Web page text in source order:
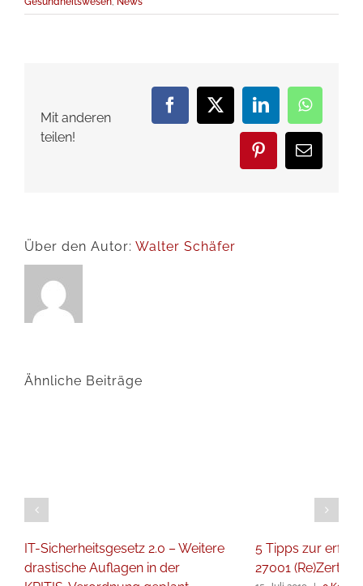
Mit anderen
teilen!
Facebook
X LinkedIn
Pinterest
E-
Mail
Über den Autor: Walter Schäfer
Ähnliche Beiträge
IT-Sicherheitsgesetz 2.0 – Weitere
drastische Auflagen in der
5 Tipps zur
27001